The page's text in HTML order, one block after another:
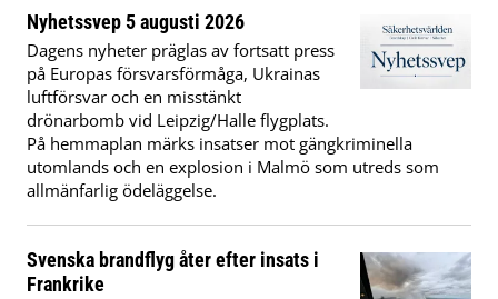
Nyhetssvep 5 augusti 2026
Dagens nyheter präglas av fortsatt press
på Europas försvarsförmåga, Ukrainas
luftförsvar och en misstänkt
drönarbomb vid Leipzig/Halle flygplats.
På hemmaplan märks insatser mot gängkriminella
utomlands och en explosion i Malmö som utreds som
allmänfarlig ödeläggelse.
Svenska brandflyg åter efter insats i
Frankrike